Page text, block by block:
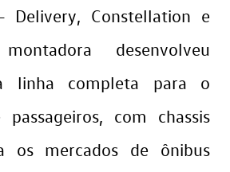
Delivery, Constellation e
desenvolveu
linha completa para o
com chassis
os mercados de ônibus